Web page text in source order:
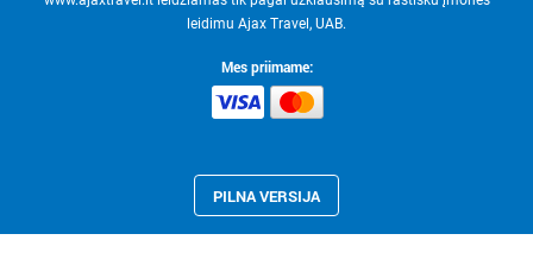
leidimu Ajax Travel, UAB.
Mes priimame:
PILNA VERSIJA